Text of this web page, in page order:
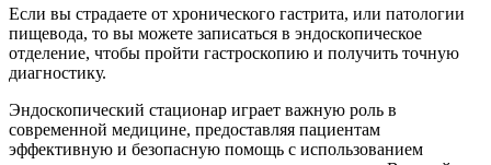
Если вы страдаете от хронического гастрита, или патологии
пищевода, то вы можете записаться в эндоскопическое
отделение, чтобы пройти гастроскопию и получить точную
диагностику.
Эндоскопический стационар играет важную роль в
современной медицине, предоставляя пациентам
эффективную и безопасную помощь с использованием